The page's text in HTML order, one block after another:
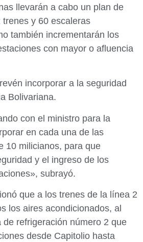
llevarán a cabo un plan de
y 60 escaleras
también incrementarán los
con mayor o afluencia
incorporar a la seguridad
Bolivariana.
con el ministro para la
en cada una de las
10 milicianos, para que
y el ingreso de los
subrayó.
que a los trenes de la línea 2
los aires acondicionados, al
de refrigeración número 2 que
desde Capitolio hasta